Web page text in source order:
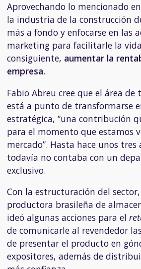
Aprovechando lo mencionado
la industria de la construcción
más a fondo y enfocarse en las
marketing para facilitarle la
consiguiente, aumentar la
empresa.
Fabio Abreu cree que el área
está a punto de transformarse
estratégica, “una contribución
para el momento que estamos
mercado”. Hasta hace unos tres
todavía no contaba con un
exclusivo.
Con la estructuración del
productora brasileña de
ideó algunas acciones para el
de comunicarle al revendedor
de presentar el producto en
expositores, además de